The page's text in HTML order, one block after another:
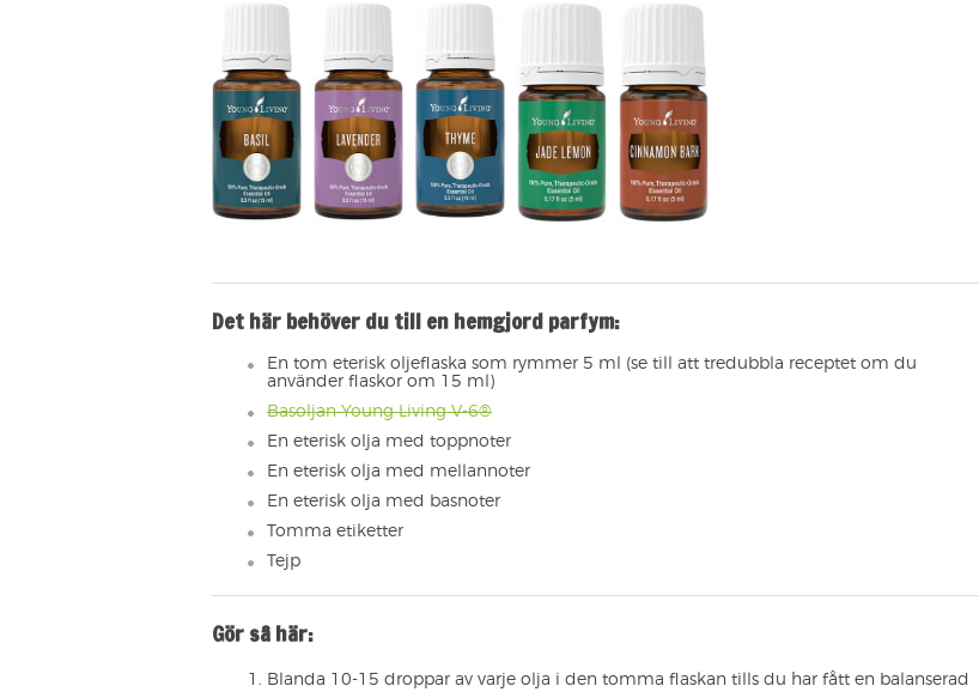
Det här behöver du till en hemgjord parfym:
En tom eterisk oljeflaska som rymmer 5 ml (se till att tredubbla receptet om du
använder flaskor om 15 ml)
Basoljan Young Living V-6®
En eterisk olja med toppnoter
En eterisk olja med mellannoter
En eterisk olja med basnoter
Tomma etiketter
Tejp
Gör så här:
Blanda 10-15 droppar av varje olja i den tomma flaskan tills du har fått en balanserad